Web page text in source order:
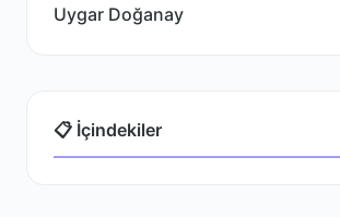
Uygar Doğanay
📋 İçindekiler